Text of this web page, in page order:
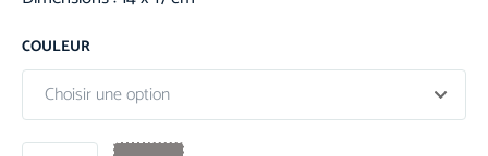
COULEUR